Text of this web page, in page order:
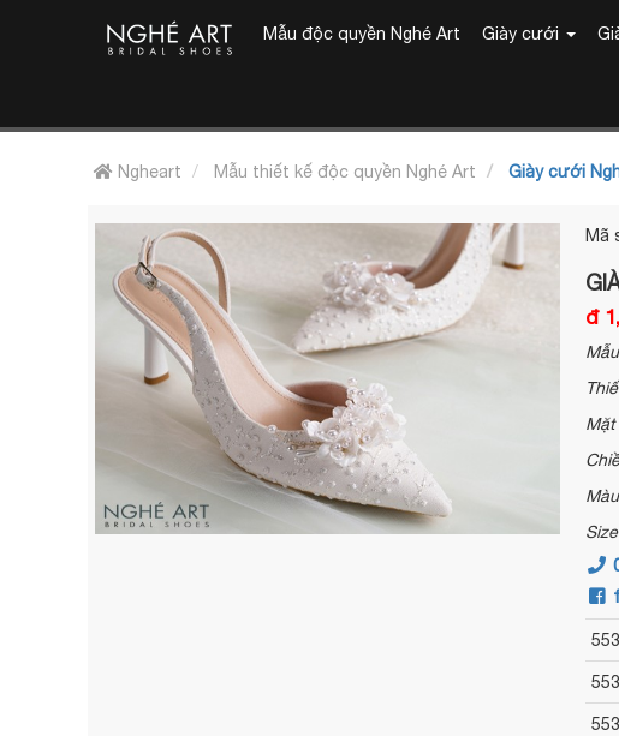
Mẫu độc quyền Nghé Art Giày cưới
Ngheart Mẫu thiết kế độc quyền Nghé Art Giày cưới
Mã
đ
Mặt